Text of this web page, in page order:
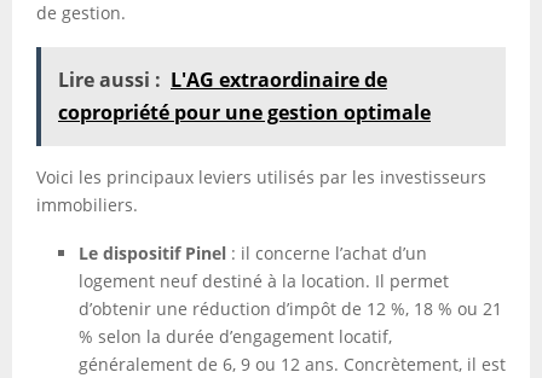
de gestion.
Lire aussi : L'AG extraordinaire de
copropriété pour une gestion optimale
Voici les principaux leviers utilisés par les investisseurs
immobiliers.
Le dispositif Pinel : il concerne l’achat d’un
logement neuf destiné à la location. Il permet
d’obtenir une réduction d’impôt de 12 %, 18 % ou 21
% selon la durée d’engagement locatif,
généralement de 6, 9 ou 12 ans. Concrètement, il est